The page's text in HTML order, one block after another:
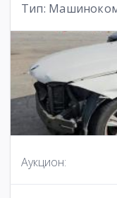
Тип:
Аукцион: